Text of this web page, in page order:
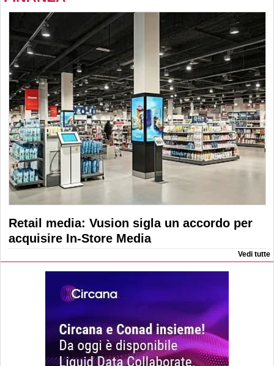
Retail media: Vusion sigla un accordo per
acquisire In-Store Media
Vedi tutte